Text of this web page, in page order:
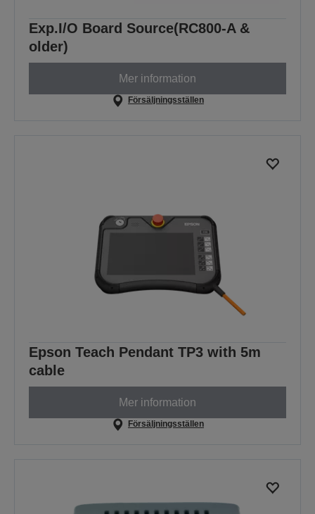
Exp.I/O Board Source(RC800-A &
older)
Mer information
Försäljningsställen
Epson Teach Pendant TP3 with 5m
cable
Mer information
Försäljningsställen